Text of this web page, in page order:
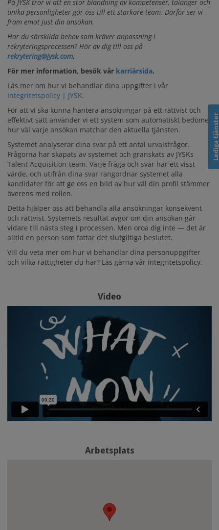
Lediga
På JYSK tror vi att en stor blandning av kompetenser, talanger och
unika personligheter gör oss till ett starkare team. Därför ser vi
fram emot just din ansökan.
Har du särskilda behov som kräver anpassning i
rekryteringsprocessen? Hör av dig till oss på
rekrytering@jysk.com.
För mer information, besök vår karriärsida.
Läs mer om hur vi behandlar dina uppgifter i vår
Integritetspolicy | JYSK.
För att vi ska kunna hantera ansökningar på ett rättvist och
effektivt sätt använder vi ett system som automatiskt bedömer
hur väl varje ansökan matchar den aktuella tjänsten.
Systemet analyserar dina svar på ett antal urvalsfrågor.
Frågorna har skapats av systemet och granskats av JYSKs
Talent Acquisition-team. Varje fråga och svar har ett visst
värde, och utifrån dina svar rangordnar systemet alla
kandidater för att ge oss en bild av hur väl din profil stämmer
överens med rollen.
Detta hjälper oss att behandla alla ansökningar konsekvent
och rättvist. Systemets resultat avgör om din ansökan går
vidare till nästa steg i processen. Men oroa dig inte — det är
alltid en person som fattar det slutgiltiga beslutet.
Vill du veta mer om hur vi behandlar dina personuppgifter
och vilka rättigheter du har? Läs gärna vår integritetspolicy.
Video
Arbetsplats